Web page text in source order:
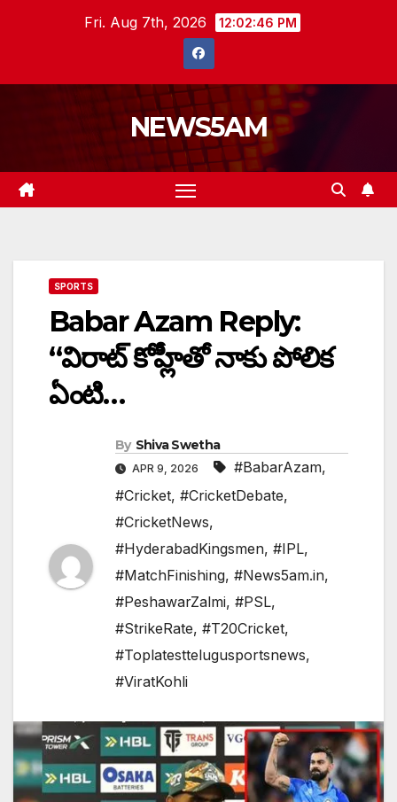
Fri. Aug 7th, 2026 12:02:47 PM
NEWS5AM
SPORTS
Babar Azam Reply:
“విరాట్‌ కోహ్లీతో నాకు పోలిక
ఏంటి…
By Shiva Swetha
APR 9, 2026 #BabarAzam,
#Cricket, #CricketDebate,
#CricketNews,
#HyderabadKingsmen, #IPL,
#MatchFinishing, #News5am.in,
#PeshawarZalmi, #PSL,
#StrikeRate, #T20Cricket,
#Toplatesttelugusportsnews,
#ViratKohli